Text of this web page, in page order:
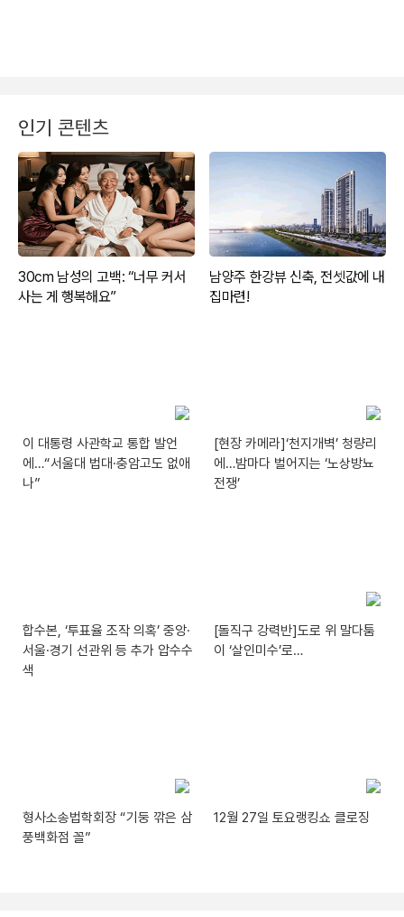
인기 콘텐츠
이 대통령 사관학교 통합 발언
에…“서울대 법대·충암고도 없애
나”
[현장 카메라]‘천지개벽’ 청량리
에…밤마다 벌어지는 ‘노상방뇨
전쟁’
합수본, ‘투표율 조작 의혹’ 중앙·
서울·경기 선관위 등 추가 압수수
색
[돌직구 강력반]도로 위 말다툼
이 ‘살인미수’로…
형사소송법학회장 “기둥 깎은 삼
풍백화점 꼴”
12월 27일 토요랭킹쇼 클로징